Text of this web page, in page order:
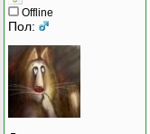
Offline
Пол: